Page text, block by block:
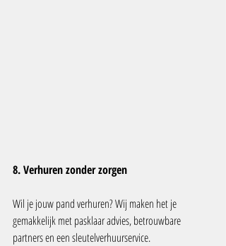
8. Verhuren zonder zorgen
Wil je jouw pand verhuren? Wij maken het je
gemakkelijk met pasklaar advies, betrouwbare
partners en een sleutelverhuurservice.